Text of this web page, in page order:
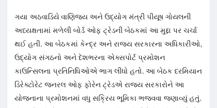
ગયા અઠવાડિયે વાણિજ્ય અને ઉદ્યોગ મંત્રી પીયૂષ ગોયલની
અધ્યક્ષતામાં મળેલી બોર્ડ ઓફ ટ્રેડની બેઠકમાં આ મુદ્દા પર ચર્ચા
થઈ હતી. આ બેઠકમાં કેન્દ્ર અને રાજ્ય સરકારના અધિકારીઓ,
ઉદ્યોગ સંગઠનો અને દેશભરના એક્સપોર્ટ પ્રમોશન
કાઉન્સિલના પ્રતિનિધિઓએ ભાગ લીધો હતો. આ બેઠક દરમિયાન
ડિરેક્ટોરેટ જનરલ ઓફ ફોરેન ટ્રેડએ રાજ્ય સરકારોને આ
યોજનાના પ્રમોશનમાં વધુ સક્રિય ભૂમિકા ભજવવા જણાવ્યું હતું.